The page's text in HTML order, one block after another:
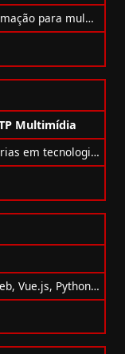
Cursos da PrograMaria ensinam programação para mulheres e minorias, com foco em inclusão, bolsas e conteúdo 100% online e do zero.
Multimídia
O Grupo ENG oferece cursos e consultorias em tecnologias como Adobe, Microsoft, IA, BI, e atende mais de 180 universidades no Brasil.
Cursos gratuitos de desenvolvimento web, Vue.js, Python, GitHub API, Docker e Machine Learning com Tony Lâmpada e Andrew Ng.